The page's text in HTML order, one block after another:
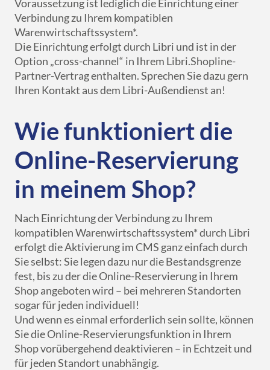
Voraussetzung ist lediglich die Einrichtung einer
Verbindung zu Ihrem kompatiblen
Warenwirtschaftssystem*.
Die Einrichtung erfolgt durch Libri und ist in der
Option „cross-channel“ in Ihrem Libri.Shopline-
Partner-Vertrag enthalten. Sprechen Sie dazu gern
Ihren Kontakt aus dem Libri-Außendienst an!
Wie funktioniert die
Online-Reservierung
in meinem Shop?
Nach Einrichtung der Verbindung zu Ihrem
kompatiblen Warenwirtschaftssystem* durch Libri
erfolgt die Aktivierung im CMS ganz einfach durch
Sie selbst: Sie legen dazu nur die Bestandsgrenze
fest, bis zu der die Online-Reservierung in Ihrem
Shop angeboten wird – bei mehreren Standorten
sogar für jeden individuell!
Und wenn es einmal erforderlich sein sollte, können
Sie die Online-Reservierungsfunktion in Ihrem
Shop vorübergehend deaktivieren – in Echtzeit und
für jeden Standort unabhängig.